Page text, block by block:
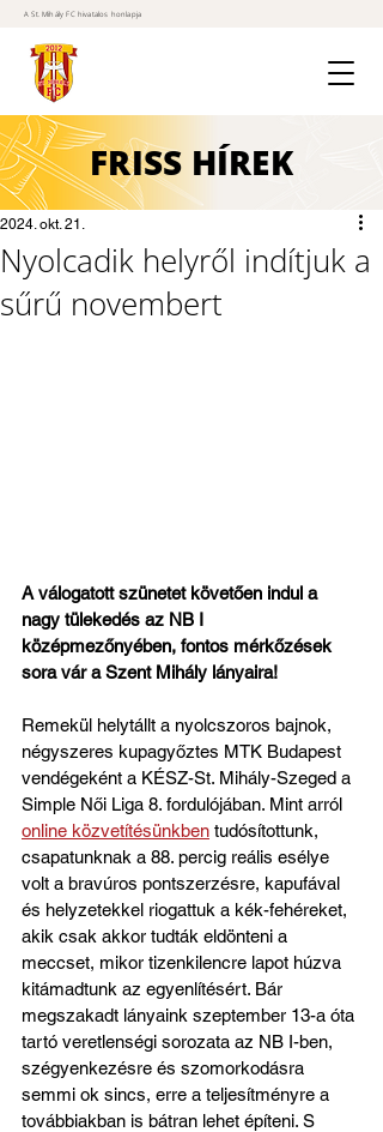
A St. Mihály FC hivatalos honlapja
FRISS HÍREK
Nyolcadik helyről indítjuk a
sűrű novembert
2024. okt. 21.
A válogatott szünetet követően indul a
nagy tülekedés az NB I
középmezőnyében, fontos mérkőzések
sora vár a Szent Mihály lányaira!
Remekül helytállt a nyolcszoros bajnok,
négyszeres kupagyőztes MTK Budapest
vendégeként a KÉSZ-St. Mihály-Szeged a
Simple Női Liga 8. fordulójában. Mint arról
online közvetítésünkben tudósítottunk,
csapatunknak a 88. percig reális esélye
volt a bravúros pontszerzésre, kapufával
és helyzetekkel riogattuk a kék-fehéreket,
akik csak akkor tudták eldönteni a
meccset, mikor tizenkilencre lapot húzva
kitámadtunk az egyenlítésért. Bár
megszakadt lányaink szeptember 13-a óta
tartó veretlenségi sorozata az NB I-ben,
szégyenkezésre és szomorkodásra
semmi ok sincs, erre a teljesítményre a
továbbiakban is bátran lehet építeni. S